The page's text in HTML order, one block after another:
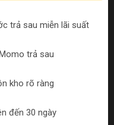
trả sau miễn lãi suất
trả sau
kho rõ ràng
đến 30 ngày